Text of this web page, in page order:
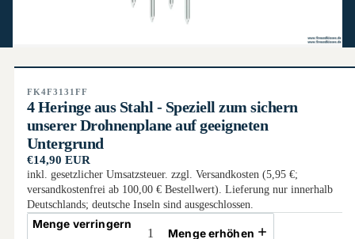
FK4F3131FF
4 Heringe aus Stahl - Speziell zum sichern
unserer Drohnenplane auf geeigneten
Untergrund
€14,90 EUR
inkl. gesetzlicher Umsatzsteuer. zzgl. Versandkosten (5,95 €;
versandkostenfrei ab 100,00 € Bestellwert). Lieferung nur innerhalb
Deutschlands; deutsche Inseln sind ausgeschlossen.
Menge verringern
Menge erhöhen